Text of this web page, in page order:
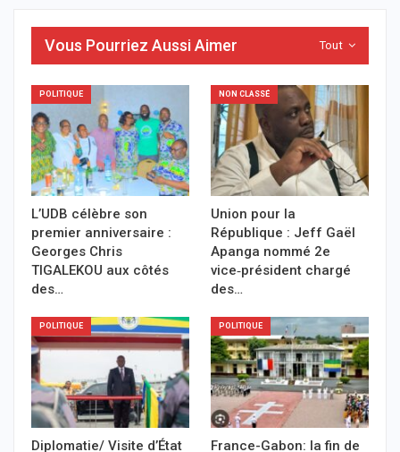
Tout
Vous Pourriez Aussi Aimer
POLITIQUE
L’UDB célèbre son
premier anniversaire :
Georges Chris
TIGALEKOU aux côtés
des…
NON CLASSÉ
Union pour la
République : Jeff Gaël
Apanga nommé 2e
vice‑président chargé
des…
POLITIQUE
Diplomatie/ Visite d’État
POLITIQUE
France-Gabon: la fin de